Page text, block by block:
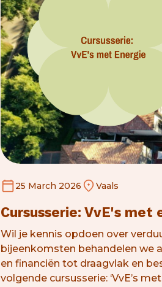
25 March 2026 Vaals
Cursusserie: VvE's met
Wil je kennis opdoen over
bijeenkomsten behandelen we
en financiën tot draagvlak en
volgende cursusserie: ‘VvE’s met